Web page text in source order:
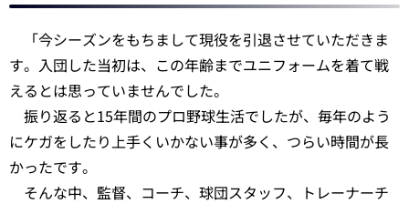
「今シーズンをもちまして現役を引退させていただきま
す。入団した当初は、この年齢までユニフォームを着て戦
えるとは思っていませんでした。
振り返ると15年間のプロ野球生活でしたが、毎年のよう
にケガをしたり上手くいかない事が多く、つらい時間が長
かったです。
そんな中、監督、コーチ、球団スタッフ、トレーナーチ